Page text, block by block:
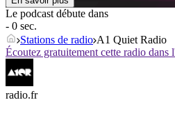
Le podcast débute dans
- 0 sec.
Stations de radio A1 Quiet Radio
Écoutez gratuitement cette radio dans
radio.fr